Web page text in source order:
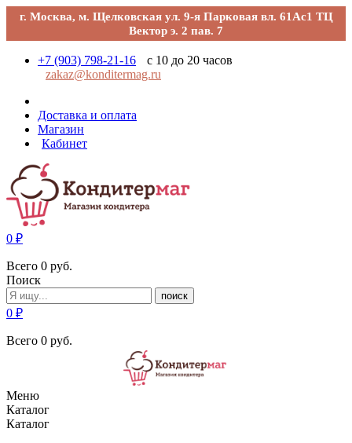
г. Москва, м. Щелковская ул. 9-я Парковая вл. 61Ас1 ТЦ
Вектор э. 2 пав. 7
+7 (903) 798-21-16
с 10 до 20 часов
zakaz@konditermag.ru
Доставка и оплата
Магазин
Кабинет
0 ₽
Всего 0 руб.
Поиск
поиск
0 ₽
Всего 0 руб.
Меню
Каталог
Каталог